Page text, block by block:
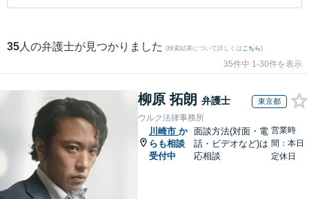
35 人の弁護士が見つかりました (検索結果について詳しくは こちら)
35件中 1-30件を表示
柳原 拓朗 弁護士 東京都
ウルク法律事務所
川崎市 か
らも相談
受付中
面談方法(対面・電
話・ビデオなど)は
応相談
営業時
間：本日
定休日